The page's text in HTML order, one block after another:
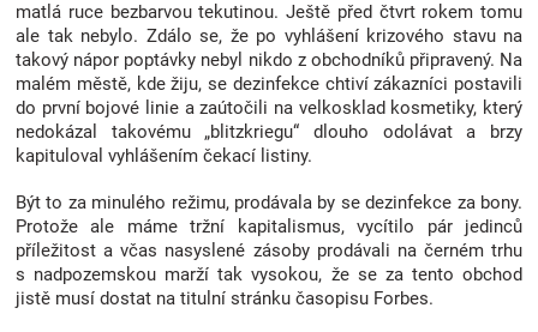
Novinky
Značky
Blog
Hračkářství
Přihlášení
matlá ruce bezbarvou tekutinou. Ještě před čtvrt rokem tomu
ale tak nebylo. Zdálo se, že po vyhlášení krizového stavu na
takový nápor poptávky nebyl nikdo z obchodníků připravený. Na
malém městě, kde žiju, se dezinfekce chtiví zákazníci postavili
do první bojové linie a zaútočili na velkosklad kosmetiky, který
nedokázal takovému „blitzkriegu“ dlouho odolávat a brzy
kapituloval vyhlášením čekací listiny.
Být to za minulého režimu, prodávala by se dezinfekce za bony.
Protože ale máme tržní kapitalismus, vycítilo pár jedinců
příležitost a včas nasyslené zásoby prodávali na černém trhu
s nadpozemskou marží tak vysokou, že se za tento obchod
jistě musí dostat na titulní stránku časopisu Forbes.